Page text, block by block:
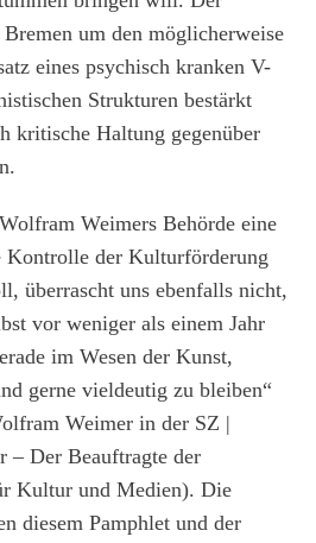
um den möglicherweise
eines psychisch kranken V-
Strukturen bestärkt
kritische Haltung gegenüber
Weimers Behörde eine
der Kulturförderung
überrascht uns ebenfalls nicht,
vor weniger als einem Jahr
im Wesen der Kunst,
gerne vieldeutig zu bleiben“
Weimer in der SZ |
– Der Beauftragte der
Kultur und Medien). Die
diesem Pamphlet und der